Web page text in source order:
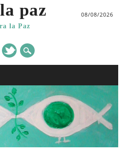
paz
la Paz
08/08/2026